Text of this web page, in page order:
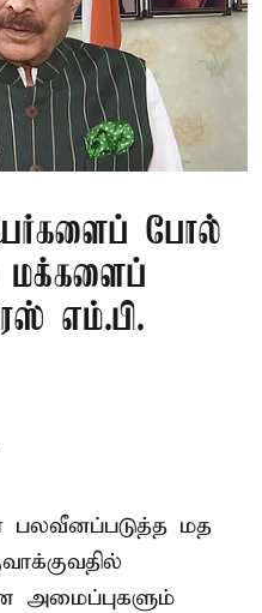
போல்
மக்களைப்
எம்.பி.
பலவீனப்படுத்த மத
அமைப்புகளும்